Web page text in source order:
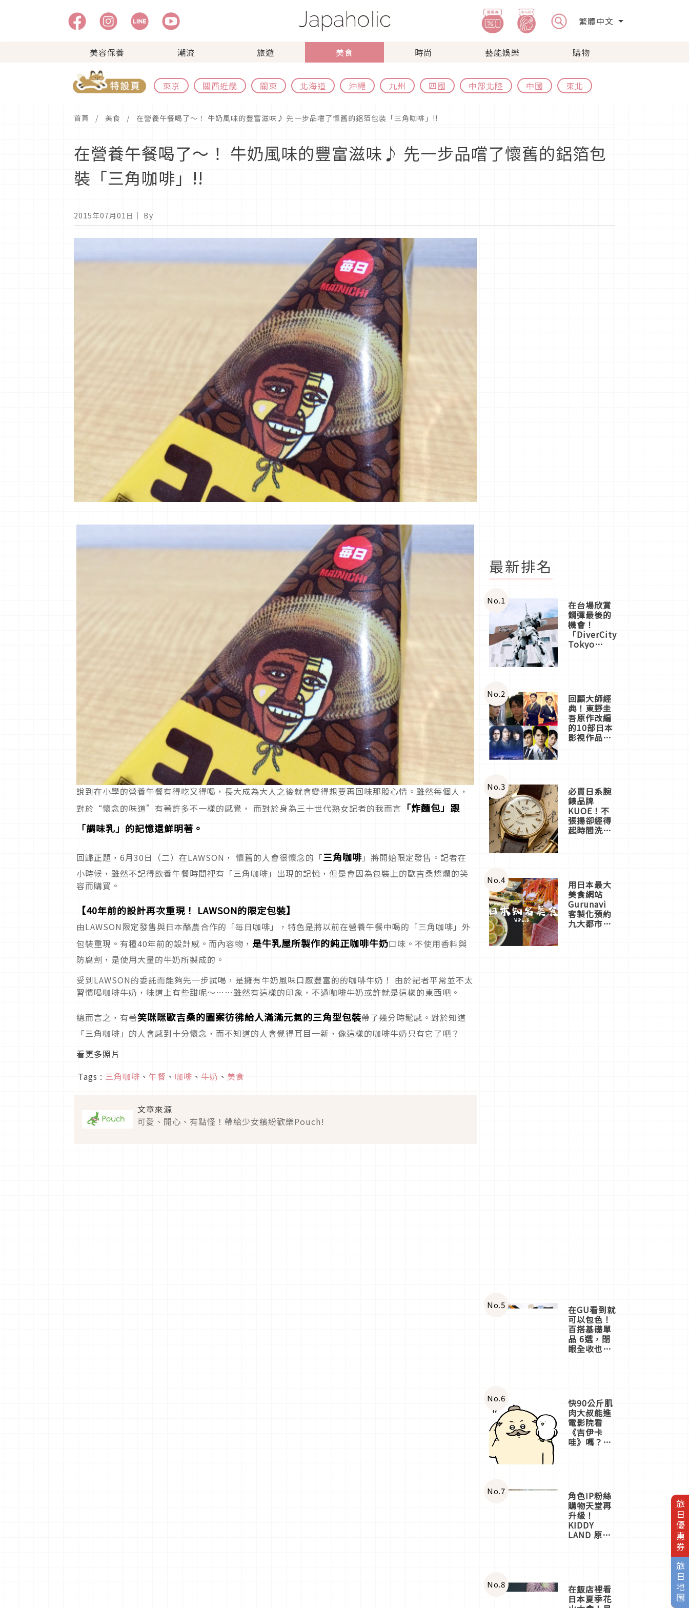
繁體中文
美容保養 潮流 旅遊 美食 時尚 藝能娛樂 購物
東京 關西近畿 關東 北海道 沖繩 九州 四國 中部北陸 中國 東北
旅日優惠券
旅日地圖
首頁 美食 在營養午餐喝了〜！ 牛奶風味的豐富滋味♪ 先一步品嚐了懷舊的鋁箔包裝「三角咖啡」!!
在營養午餐喝了〜！ 牛奶風味的豐富滋味♪ 先一步品嚐了懷舊的鋁箔包
裝「三角咖啡」!!
2015年07月01日 ｜ By
說到在小學的營養午餐有得吃又得喝，長大成為大人之後就會變得想要再回味那股心情。雖然每個人，
對於“懷念的味道”有著許多不一樣的感覺， 而對於身為三十世代熟女記者的我而言 「炸麵包」跟
「調味乳」的記憶還鮮明著。
回歸正題，6月30日（二）在LAWSON， 懷舊的人會很懷念的「三角咖啡」將開始限定發售。記者在
小時候，雖然不記得飲養午餐時間裡有「三角咖啡」出現的記憶，但是會因為包裝上的歐吉桑燦爛的笑
容而購買。
【40年前的設計再次重現！ LAWSON的限定包裝】
由LAWSON限定發售與日本酪農合作的「毎日咖啡」，特色是將以前在營養午餐中喝的「三角咖啡」外
包裝重現。有種40年前的設計感。而內容物， 是牛乳屋所製作的純正咖啡牛奶口味。不使用香料與
防腐劑，是使用大量的牛奶所製成的。
受到LAWSON的委託而能夠先一步試喝，是擁有牛奶風味口感豐富的的咖啡牛奶！ 由於記者平常並不太
習慣喝咖啡牛奶，味道上有些甜呢～……雖然有這樣的印象，不過咖啡牛奶或許就是這樣的東西吧。
總而言之，有著笑咪咪歐吉桑的圖案彷彿給人滿滿元氣的三角型包裝帶了幾分時髦感。對於知道
「三角咖啡」的人會感到十分懷念，而不知道的人會覺得耳目一新，像這樣的咖啡牛奶只有它了吧？
看更多照片
Tags : 三角咖啡 、 午餐 、 咖啡 、 牛奶 、 美食
文章來源
可愛、開心、有點怪！帶給少女繽紛歡樂Pouch!
最新排名
No.1 在台場欣賞
鋼彈最後的
機會！
「DiverCity
Tokyo
體驗
No.2 回顧大師經
典！東野圭
吾原作改編
的10部日本
影視作品推
No.3 必買日系腕
錶品牌
KUOE！不
張揚卻經得
起時間洗鍊
No.4 用日本最大
美食網站
Gurunavi
客製化預約
九大都市餐
No.5 在GU看到就
可以包色！
百搭基礎單
品 6選，閉
眼全收也不
No.6 快90公斤肌
肉大叔能進
電影院看
《吉伊卡
哇》嗎？日
一同給出了
答案
No.7 角色IP粉絲
購物天堂再
升級！
KIDDY
LAND 原宿
店3分即達
No.8 在飯店裡看
日本夏季花